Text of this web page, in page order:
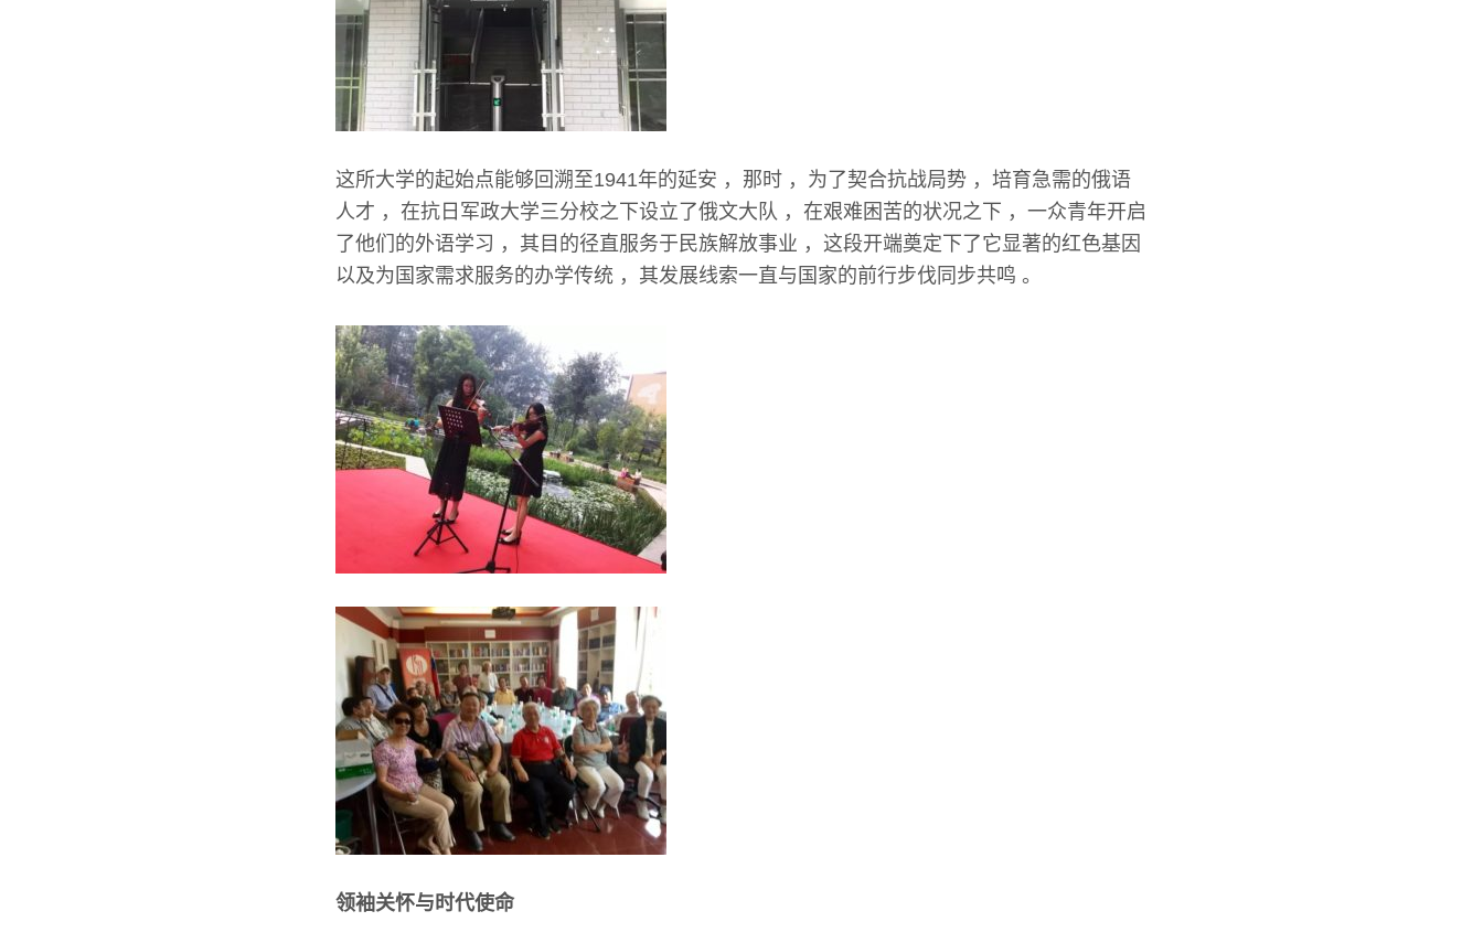
这所大学的起始点能够回溯至1941年的延安 ，那时 ，为了契合抗战局势 ，培育急需的俄语
人才 ，在抗日军政大学三分校之下设立了俄文大队 ，在艰难困苦的状况之下 ，一众青年开启
了他们的外语学习 ，其目的径直服务于民族解放事业 ，这段开端奠定下了它显著的红色基因
以及为国家需求服务的办学传统 ，其发展线索一直与国家的前行步伐同步共鸣 。
领袖关怀与时代使命